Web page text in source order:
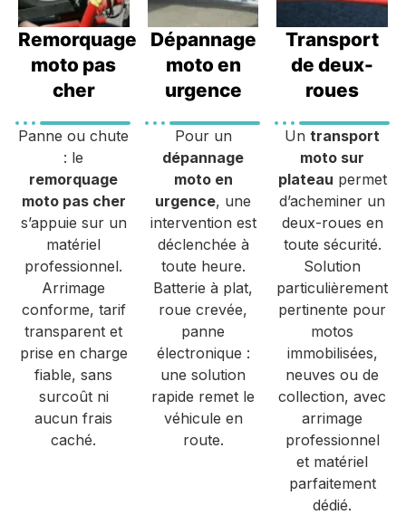
Remorquage
moto pas
cher
Panne ou chute
: le
remorquage
moto pas cher
s’appuie sur un
matériel
professionnel.
Arrimage
conforme, tarif
transparent et
prise en charge
fiable, sans
surcoût ni
aucun frais
caché.
Dépannage
moto en
urgence
Pour un
dépannage
moto en
urgence, une
intervention est
déclenchée à
toute heure.
Batterie à plat,
roue crevée,
panne
électronique :
une solution
rapide remet le
véhicule en
route.
Transport
de deux-
roues
Untransport
moto sur
plateau permet
d’acheminer un
deux-roues en
toute sécurité.
Solution
particulièrement
pertinente pour
motos
immobilisées,
neuves ou de
collection, avec
arrimage
professionnel
et matériel
parfaitement
dédié.